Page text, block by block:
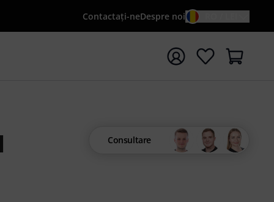
Contactaţi-neDespre noi
căutarea cu termenul de căutare {searchTerm}
Consultare